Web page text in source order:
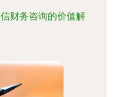
财务咨询的价值解